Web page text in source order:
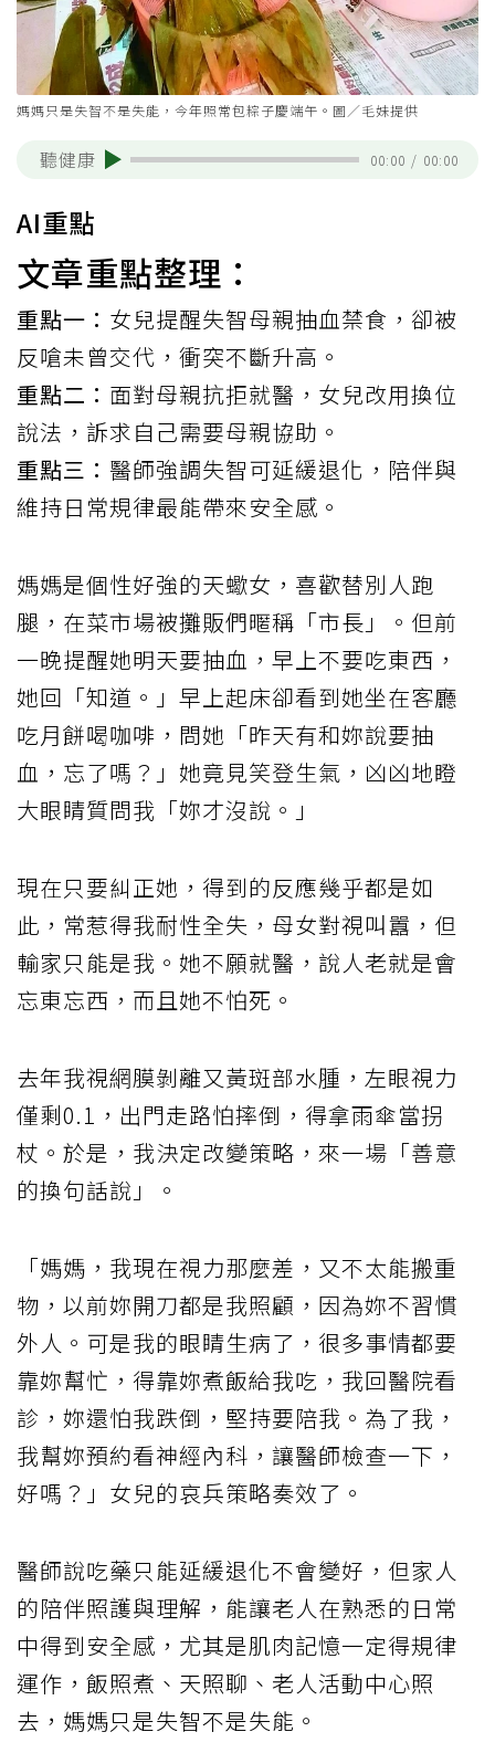
媽媽只是失智不是失能，今年照常包粽子慶端午。圖／毛妹提供
聽健康 00:00 / 00:00
AI重點
文章重點整理：
重點一： 女兒提醒失智母親抽血禁食，卻被
反嗆未曾交代，衝突不斷升高。
重點二： 面對母親抗拒就醫，女兒改用換位
說法，訴求自己需要母親協助。
重點三： 醫師強調失智可延緩退化，陪伴與
維持日常規律最能帶來安全感。
媽媽是個性好強的天蠍女，喜歡替別人跑
腿，在菜市場被攤販們暱稱「市長」。但前
一晚提醒她明天要抽血，早上不要吃東西，
她回「知道。」早上起床卻看到她坐在客廳
吃月餅喝咖啡，問她「昨天有和妳說要抽
血，忘了嗎？」她竟見笑登生氣，凶凶地瞪
大眼睛質問我「妳才沒說。」
現在只要糾正她，得到的反應幾乎都是如
此，常惹得我耐性全失，母女對視叫囂，但
輸家只能是我。她不願就醫，說人老就是會
忘東忘西，而且她不怕死。
去年我視網膜剝離又黃斑部水腫，左眼視力
僅剩0.1，出門走路怕摔倒，得拿雨傘當拐
杖。於是，我決定改變策略，來一場「善意
的換句話說」。
「媽媽，我現在視力那麼差，又不太能搬重
物，以前妳開刀都是我照顧，因為妳不習慣
外人。可是我的眼睛生病了，很多事情都要
靠妳幫忙，得靠妳煮飯給我吃，我回醫院看
診，妳還怕我跌倒，堅持要陪我。為了我，
我幫妳預約看神經內科，讓醫師檢查一下，
好嗎？」女兒的哀兵策略奏效了。
醫師說吃藥只能延緩退化不會變好，但家人
的陪伴照護與理解，能讓老人在熟悉的日常
中得到安全感，尤其是肌肉記憶一定得規律
運作，飯照煮、天照聊、老人活動中心照
去，媽媽只是失智不是失能。